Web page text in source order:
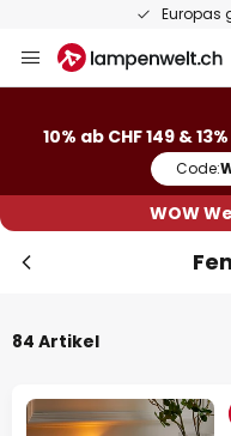
50
Inhalt
10% ab CHF 149 &
Code:
WOW
84 Artikel
10%
13%